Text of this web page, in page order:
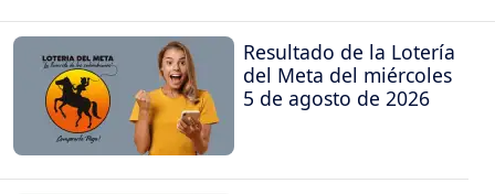
Resultado de la Lotería
del Meta del miércoles
5 de agosto de 2026